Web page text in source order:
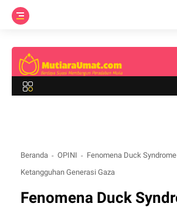
Beranda OPINI
Fenomena Duck
Ketangguhan Generasi Gaza
Fenomena Duck